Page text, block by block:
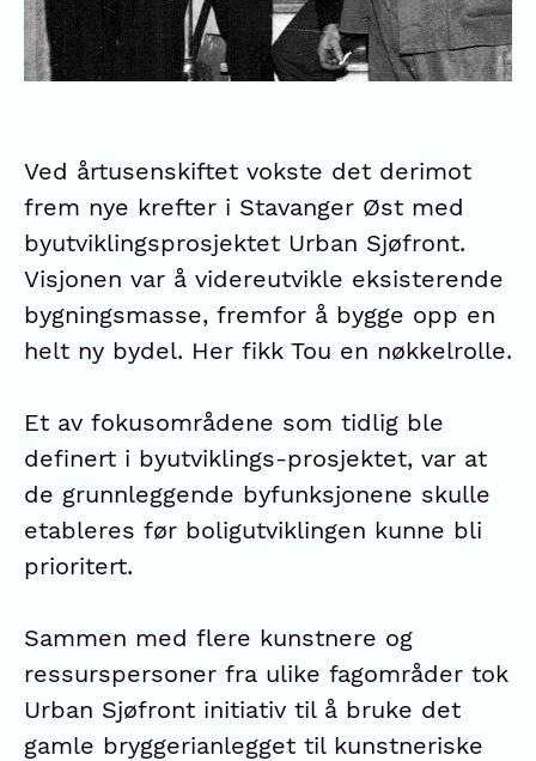
Ved årtusenskiftet vokste det derimot
frem nye krefter i Stavanger Øst med
byutviklingsprosjektet Urban Sjøfront.
Visjonen var å videreutvikle eksisterende
bygningsmasse, fremfor å bygge opp en
helt ny bydel. Her fikk Tou en nøkkelrolle.
Et av fokusområdene som tidlig ble
definert i byutviklings-prosjektet, var at
de grunnleggende byfunksjonene skulle
etableres før boligutviklingen kunne bli
prioritert.
Sammen med flere kunstnere og
ressurspersoner fra ulike fagområder tok
Urban Sjøfront initiativ til å bruke det
gamle bryggerianlegget til kunstneriske